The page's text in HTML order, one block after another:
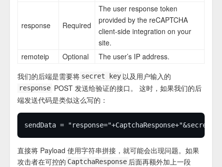
response Required
The user response token
provided by the reCAPTCHA
client-side integration on your
site.
remoteip
Optional
The user’s IP address.
我们的后端是需要将 secret key 以及用户输入的
response POST 发送给验证的接口。 这时，如果我们的后
端发送代码是类似这么写的：
直接将 Payload 使用字符串拼接，就可能会出现问题。如果
攻击者在可控的 CaptchaResponse 后面再额外加上一段